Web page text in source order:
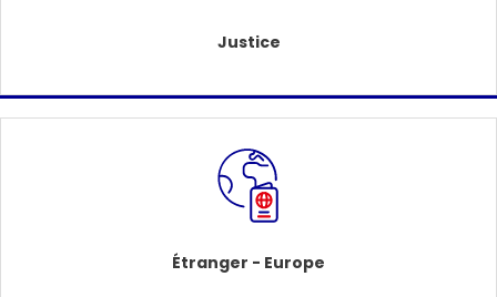
Justice
Étranger - Europe